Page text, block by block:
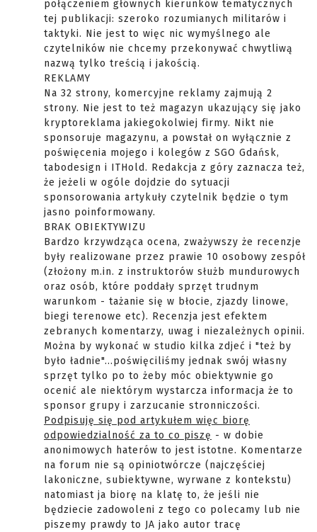
połączeniem głównych kierunków tematycznych
tej publikacji: szeroko rozumianych militarów i
taktyki. Nie jest to więc nic wymyślnego ale
czytelników nie chcemy przekonywać chwytliwą
nazwą tylko treścią i jakością.
REKLAMY
Na 32 strony, komercyjne reklamy zajmują 2
strony. Nie jest to też magazyn ukazujący się jako
kryptoreklama jakiegokolwiej firmy. Nikt nie
sponsoruje magazynu, a powstał on wyłącznie z
poświęcenia mojego i kolegów z SGO Gdańsk,
tabodesign i ITHold. Redakcja z góry zaznacza też,
że jeżeli w ogóle dojdzie do sytuacji
sponsorowania artykuły czytelnik będzie o tym
jasno poinformowany.
BRAK OBIEKTYWIZU
Bardzo krzywdząca ocena, zważywszy że recenzje
były realizowane przez prawie 10 osobowy zespół
(złożony m.in. z instruktorów służb mundurowych
oraz osób, które poddały sprzęt trudnym
warunkom - tażanie się w błocie, zjazdy linowe,
biegi terenowe etc). Recenzja jest efektem
zebranych komentarzy, uwag i niezależnych opinii.
Można by wykonać w studio kilka zdjeć i "też by
było ładnie"...poświęciliśmy jednak swój własny
sprzęt tylko po to żeby móc obiektywnie go
ocenić ale niektórym wystarcza informacja że to
sponsor grupy i zarzucanie stronniczości.
Podpisuję się pod artykułem więc biorę
odpowiedzialność za to co piszę - w dobie
anonimowych haterów to jest istotne. Komentarze
na forum nie są opiniotwórcze (najczęściej
lakoniczne, subiektywne, wyrwane z kontekstu)
natomiast ja biorę na klatę to, że jeśli nie
będziecie zadowoleni z tego co polecamy lub nie
piszemy prawdy to JA jako autor tracę